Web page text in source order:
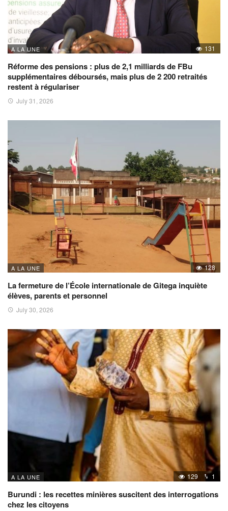
A LA UNE 131
Réforme des pensions : plus de 2,1 milliards de FBu
supplémentaires déboursés, mais plus de 2 200 retraités
restent à régulariser
July 31, 2026
A LA UNE 128
La fermeture de l’École internationale de Gitega inquiète
élèves, parents et personnel
July 30, 2026
A LA UNE 129 1
Burundi : les recettes minières suscitent des interrogations
chez les citoyens